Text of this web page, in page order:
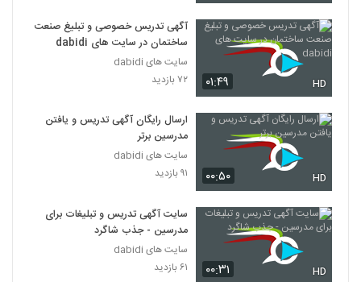
۰۱:۴۹ HD
آگهی تدریس خصوصی و تبلیغ صنعت
ساختمان در سایت های dabidi
سایت های dabidi
۷۲ بازدید
۰۰:۵۰ HD
ارسال رایگان آگهی تدریس و یافتن
مدرسین برتر
سایت های dabidi
۹۱ بازدید
۰۰:۳۱ HD
سایت آگهی تدریس و تبلیغات برای
مدرسین - جذب شاگرد
سایت های dabidi
۶۱ بازدید